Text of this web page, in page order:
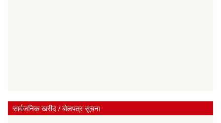
सार्वजनिक खरीद / बोलपत्र सूचना